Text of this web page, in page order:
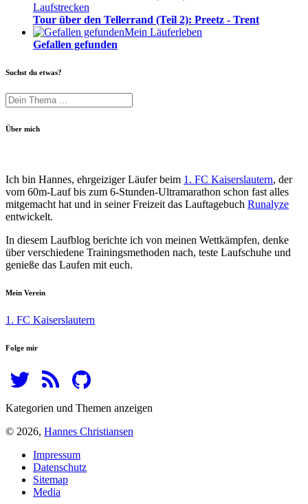
Laufstrecken
Tour über den Tellerrand (Teil 2): Preetz - Trent
Mein Läuferleben
Gefallen gefunden
Suchst du etwas?
Über mich
Ich bin Hannes, ehrgeiziger Läufer beim 1. FC Kaiserslautern, der
vom 60m-Lauf bis zum 6-Stunden-Ultramarathon schon fast alles
mitgemacht hat und in seiner Freizeit das Lauftagebuch Runalyze
entwickelt.
In diesem Laufblog berichte ich von meinen Wettkämpfen, denke
über verschiedene Trainingsmethoden nach, teste Laufschuhe und
genieße das Laufen mit euch.
Mein Verein
1. FC Kaiserslautern
Folge mir
Kategorien und Themen anzeigen
© 2026, Hannes Christiansen
Impressum
Datenschutz
Sitemap
Media